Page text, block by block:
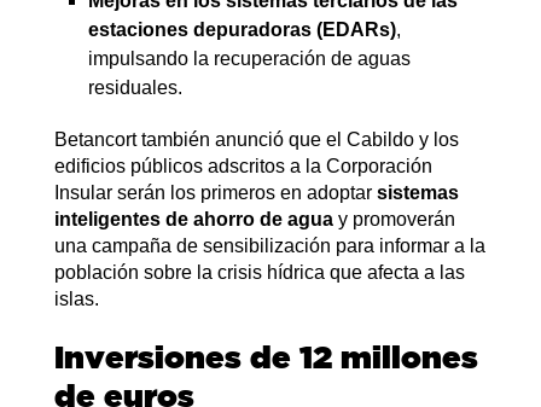
estaciones depuradoras (EDARs),
impulsando la recuperación de aguas
residuales.
Betancort también anunció que el Cabildo y los
edificios públicos adscritos a la Corporación
Insular serán los primeros en adoptar sistemas
inteligentes de ahorro de aguay promoverán
una campaña de sensibilización para informar a la
población sobre la crisis hídrica que afecta a las
islas.
Inversiones de 12 millones
de euros